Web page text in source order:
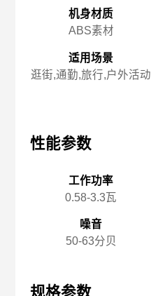
机身材质
ABS素材
适用场景
逛街,通勤,旅行,户外活动
性能参数
工作功率
0.58-3.3瓦
噪音
50-63分贝
规格参数